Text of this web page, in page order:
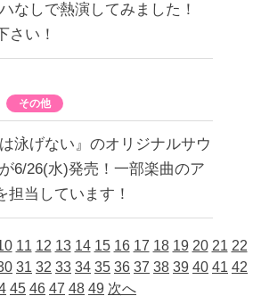
なしで熱演してみました！
さい！
その他
泳げない』のオリジナルサウ
6/26(水)発売！一部楽曲のア
担当しています！
11 12 13 14 15 16 17 18 19 20 21 22
31 32 33 34 35 36 37 38 39 40 41 42
45 46 47 48 49 次へ